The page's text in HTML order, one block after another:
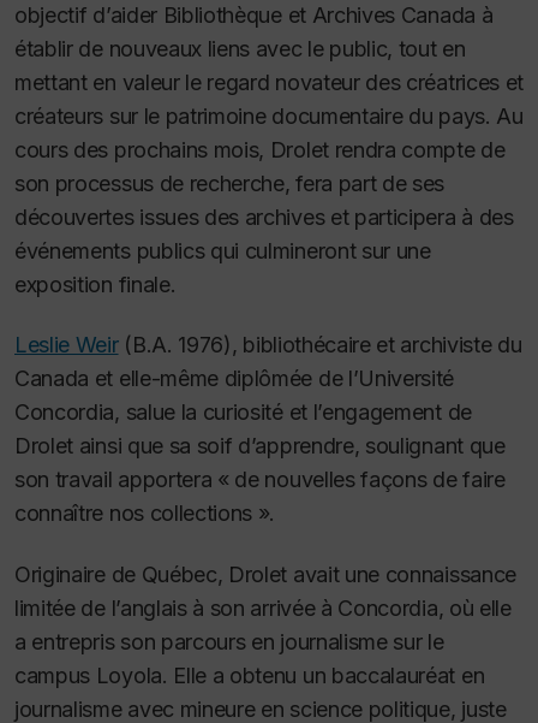
objectif d’aider Bibliothèque et Archives Canada à
établir de nouveaux liens avec le public, tout en
mettant en valeur le regard novateur des créatrices et
créateurs sur le patrimoine documentaire du pays. Au
cours des prochains mois, Drolet rendra compte de
son processus de recherche, fera part de ses
découvertes issues des archives et participera à des
événements publics qui culmineront sur une
exposition finale.
Leslie Weir(B.A. 1976), bibliothécaire et archiviste du
Canada et elle-même diplômée de l’Université
Concordia, salue la curiosité et l’engagement de
Drolet ainsi que sa soif d’apprendre, soulignant que
son travail apportera « de nouvelles façons de faire
connaître nos collections ».
Originaire de Québec, Drolet avait une connaissance
limitée de l’anglais à son arrivée à Concordia, où elle
a entrepris son parcours en journalisme sur le
campus Loyola. Elle a obtenu un baccalauréat en
journalisme avec mineure en science politique, juste